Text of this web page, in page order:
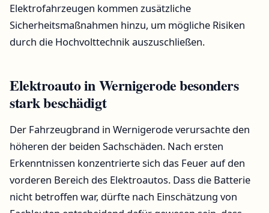
Elektrofahrzeugen kommen zusätzliche
Sicherheitsmaßnahmen hinzu, um mögliche Risiken
durch die Hochvolttechnik auszuschließen.
Elektroauto in Wernigerode besonders
stark beschädigt
Der Fahrzeugbrand in Wernigerode verursachte den
höheren der beiden Sachschäden. Nach ersten
Erkenntnissen konzentrierte sich das Feuer auf den
vorderen Bereich des Elektroautos. Dass die Batterie
nicht betroffen war, dürfte nach Einschätzung von